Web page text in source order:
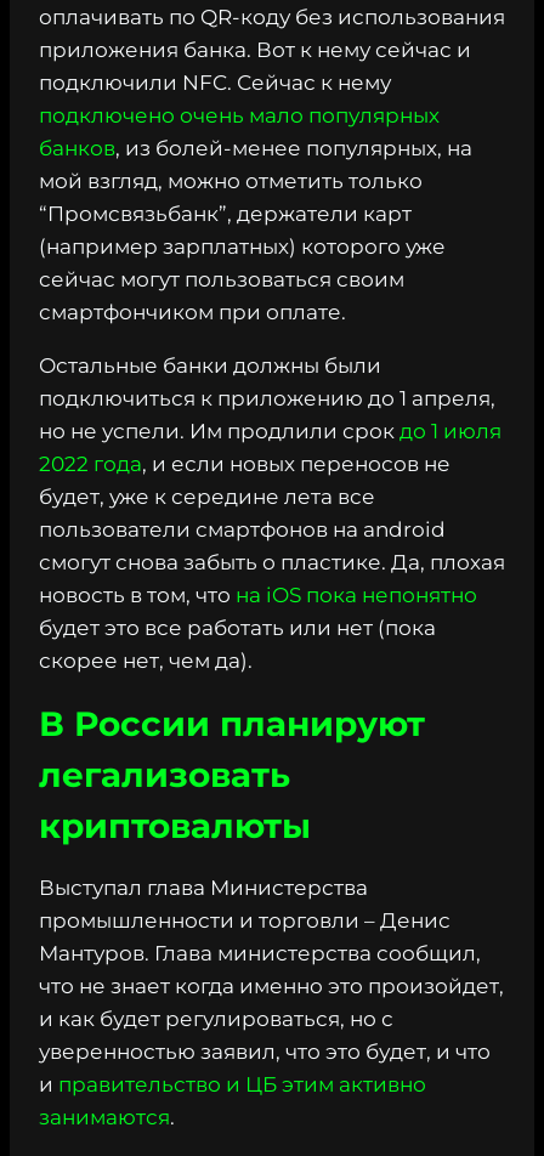
оплачивать по QR-коду без использования
приложения банка. Вот к нему сейчас и
подключили NFC. Сейчас к нему
подключено очень мало популярных
банков, из болей-менее популярных, на
мой взгляд, можно отметить только
“Промсвязьбанк”, держатели карт
(например зарплатных) которого уже
сейчас могут пользоваться своим
смартфончиком при оплате.
Остальные банки должны были
подключиться к приложению до 1 апреля,
но не успели. Им продлили срок до 1 июля
2022 года, и если новых переносов не
будет, уже к середине лета все
пользователи смартфонов на android
смогут снова забыть о пластике. Да, плохая
новость в том, что на iOS пока непонятно
будет это все работать или нет (пока
скорее нет, чем да).
В России планируют
легализовать
криптовалюты
Выступал глава Министерства
промышленности и торговли – Денис
Мантуров. Глава министерства сообщил,
что не знает когда именно это произойдет,
и как будет регулироваться, но с
уверенностью заявил, что это будет, и что
и правительство и ЦБ этим активно
занимаются.